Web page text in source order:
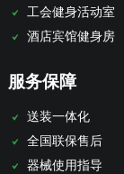
工会健身活动室
酒店宾馆健身房
服务保障
送装一体化
全国联保售后
器械使用指导